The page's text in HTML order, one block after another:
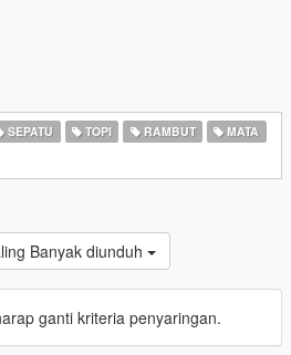
SEPATU TOPI RAMBUT
MATA
Banyak diunduh
ganti kriteria penyaringan.